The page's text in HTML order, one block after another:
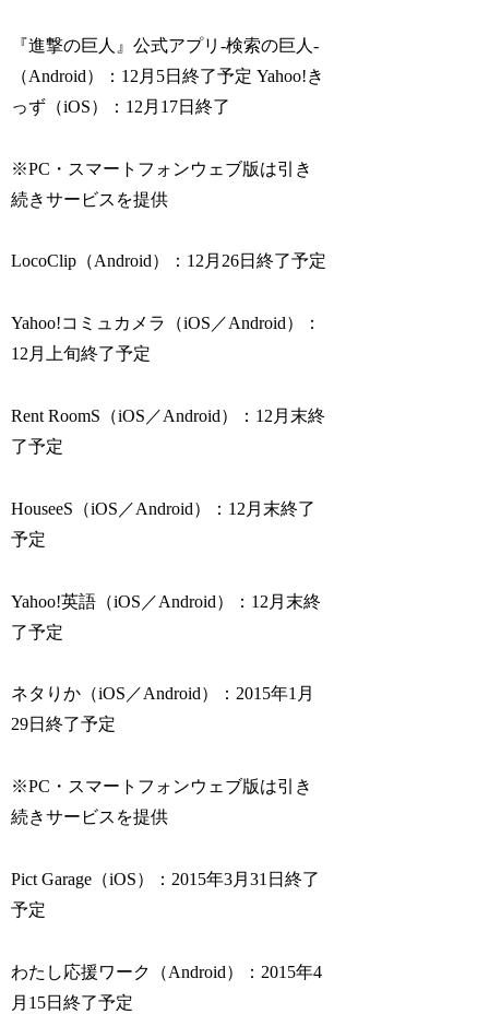
『進撃の巨人』公式アプリ‐検索の巨人‐
（Android）：12月5日終了予定 Yahoo!き
っず（iOS）：12月17日終了
※PC・スマートフォンウェブ版は引き
続きサービスを提供
LocoClip（Android）：12月26日終了予定
Yahoo!コミュカメラ（iOS／Android）：
12月上旬終了予定
Rent RoomS（iOS／Android）：12月末終
了予定
HouseeS（iOS／Android）：12月末終了
予定
Yahoo!英語（iOS／Android）：12月末終
了予定
ネタりか（iOS／Android）：2015年1月
29日終了予定
※PC・スマートフォンウェブ版は引き
続きサービスを提供
Pict Garage（iOS）：2015年3月31日終了
予定
わたし応援ワーク（Android）：2015年4
月15日終了予定